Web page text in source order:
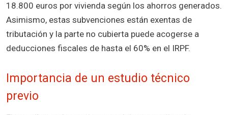
18.800 euros por vivienda según los ahorros generados.
Asimismo, estas subvenciones están exentas de
tributación y la parte no cubierta puede acogerse a
deducciones fiscales de hasta el 60% en el IRPF.
Importancia de un estudio técnico
previo